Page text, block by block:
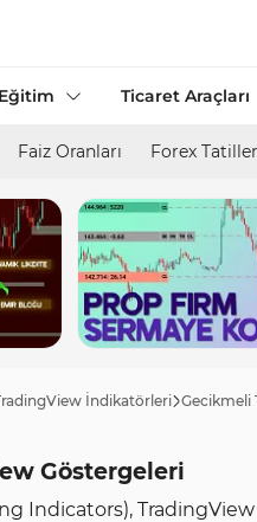
Eğitim Ticaret Araçları
Faiz Oranları Forex
İndikatörleri Gecikmeli
Göstergeleri
Indicators),